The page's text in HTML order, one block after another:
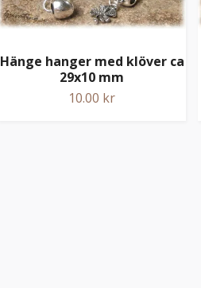
Hänge hanger med klöver ca
29x10 mm
10.00 kr